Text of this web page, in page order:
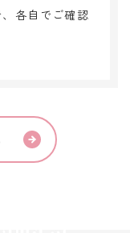
各自でご確認